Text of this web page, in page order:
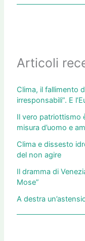
Articoli
Clima, il fallimento
irresponsabili”. E
Il vero patriottismo
misura d’uomo e
Clima e dissesto
del non agire
Il dramma di
Mose”
A destra